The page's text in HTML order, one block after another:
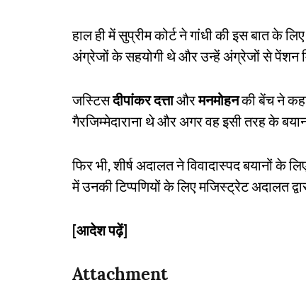
हाल ही में सुप्रीम कोर्ट ने गांधी की इस बात के
अंग्रेजों के सहयोगी थे और उन्हें अंग्रेजों से पेंशन
जस्टिसदीपांकर दत्ताऔरमनमोहनकी बेंच ने
गैरजिम्मेदाराना थे और अगर वह इसी तरह के
फिर भी, शीर्ष अदालत ने विवादास्पद बयानों
में उनकी टिप्पणियों के लिए मजिस्ट्रेट अदालत
[आदेश पढ़ें]
Attachment